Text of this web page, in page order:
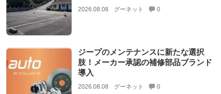
2026.08.08 グーネット 0
ジープのメンテナンスに新たな選択
肢！メーカー承認の補修部品ブランド
導入
2026.08.08 グーネット 0